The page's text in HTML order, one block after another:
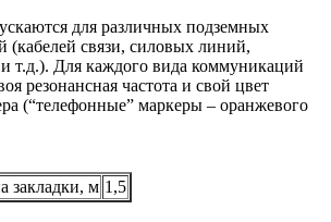
для различных подземных
(кабелей связи, силовых линий,
и т.д.). Для каждого вида коммуникаций
резонансная частота и свой цвет
(“телефонные” маркеры – оранжевого
закладки, м 1,5